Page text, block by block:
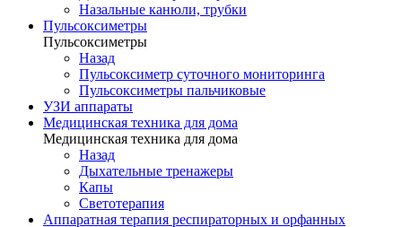
Назальные канюли, трубки
Пульсоксиметры
Пульсоксиметры
Назад
Пульсоксиметр суточного мониторинга
Пульсоксиметры пальчиковые
УЗИ аппараты
Медицинская техника для дома
Медицинская техника для дома
Назад
Дыхательные тренажеры
Капы
Светотерапия
Аппаратная терапия респираторных и орфанных